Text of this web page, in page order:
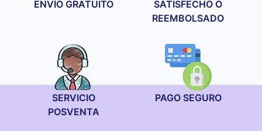
ENVÍO GRATUITO
SATISFECHO O
REEMBOLSADO
SERVICIO
POSVENTA
PAGO SEGURO